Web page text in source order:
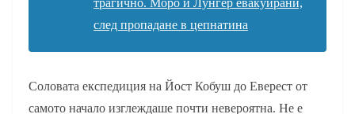
след пропадане в цепнатина
Соловата експедиция на Йост Кобуш до Еверест от
самото начало изглеждаше почти невероятна. Не е